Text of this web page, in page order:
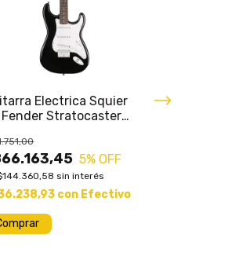
Electrica Squier
Fender Stratocaster
5% OFF
sin interés
con Efectivo
Bajo 4